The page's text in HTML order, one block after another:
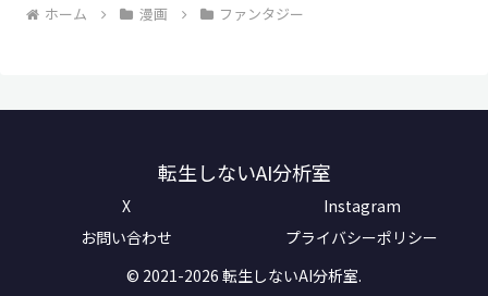
ホーム 漫画 ファンタジー
転生しないAI分析室
X
Instagram
お問い合わせ
プライバシーポリシー
© 2021-2026 転生しないAI分析室.